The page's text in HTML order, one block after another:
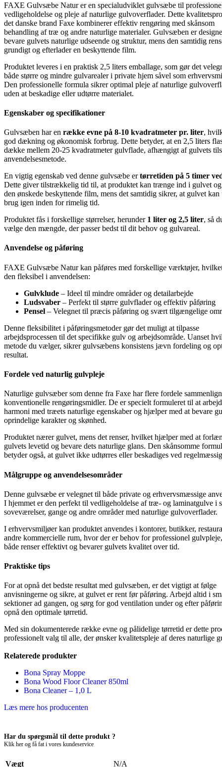
FAXE Gulvsæbe Natur er en specialudviklet gulvsæbe til
vedligeholdelse og pleje af naturlige gulvoverflader. Dette
det danske brand Faxe kombinerer effektiv rengøring med skånsom
behandling af træ og andre naturlige materialer. Gulvsæben er
bevare gulvets naturlige udseende og struktur, mens den samtidig
grundigt og efterlader en beskyttende film.
Produktet leveres i en praktisk 2,5 liters emballage, som gør det
både større og mindre gulvarealer i private hjem såvel som
Den professionelle formula sikrer optimal pleje af naturlige
uden at beskadige eller udtørre materialet.
Egenskaber og specifikationer
Gulvsæben har en række evne på 8-10 kvadratmeter pr. liter,
god dækning og økonomisk forbrug. Dette betyder, at en 2,5 liters
dække mellem 20-25 kvadratmeter gulvflade, afhængigt af gulvets
anvendelsesmetode.
En vigtig egenskab ved denne gulvsæbe ertørretiden på 5 timer
Dette giver tilstrækkelig tid til, at produktet kan trænge ind i gulvet og
den ønskede beskyttende film, mens det samtidig sikrer, at gulvet kan
brug igen inden for rimelig tid.
Produktet fås i forskellige størrelser, herunder 1 liter og 2,5 liter, så
vælge den mængde, der passer bedst til dit behov og gulvareal.
Anvendelse og påføring
FAXE Gulvsæbe Natur kan påføres med forskellige værktøjer,
den fleksibel i anvendelsen:
Gulvklude – Ideel til mindre områder og detailarbejde
Ludsvaber – Perfekt til større gulvflader og effektiv påføring
Pensel – Velegnet til præcis påføring og svært tilgængelige
Denne fleksibilitet i påføringsmetoder gør det muligt at tilpasse
arbejdsprocessen til det specifikke gulv og arbejdsområde. Uanset
metode du vælger, sikrer gulvsæbens konsistens jævn fordeling og
resultat.
Fordele ved naturlig gulvpleje
Naturlige gulvsæber som denne fra Faxe har flere fordele
konventionelle rengøringsmidler. De er specielt formuleret til at
harmoni med træets naturlige egenskaber og hjælper med at bevare
oprindelige karakter og skønhed.
Produktet nærer gulvet, mens det renser, hvilket hjælper med at
gulvets levetid og bevare dets naturlige glans. Den skånsomme
betyder også, at gulvet ikke udtørres eller beskadiges ved
Målgruppe og anvendelsesområder
Denne gulvsæbe er velegnet til både private og erhvervsmæssige
I hjemmet er den perfekt til vedligeholdelse af træ- og laminatgulve i
soveværelser, gange og andre områder med naturlige gulvoverflader.
I erhvervsmiljøer kan produktet anvendes i kontorer, butikker,
andre kommercielle rum, hvor der er behov for professionel
både renser effektivt og bevarer gulvets kvalitet over tid.
Praktiske tips
For at opnå det bedste resultat med gulvsæben, er det vigtigt at følge
anvisningerne og sikre, at gulvet er rent før påføring. Arbejd altid i
sektioner ad gangen, og sørg for god ventilation under og efter
opnå den optimale tørretid.
Med sin dokumenterede række evne og pålidelige tørretid er dette
professionelt valg til alle, der ønsker kvalitetspleje af deres naturlige
Relaterede produkter
Bona Spray Moppe
Bona Wood Floor Cleaner 850ml
Bona Cleaner – 1,0 L
Læs mere hos producenten
Har du spørgsmål til dette produkt ?
Klik her og få fat i vores kundeservice
Vægt N/A